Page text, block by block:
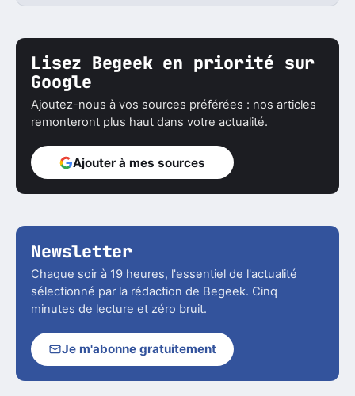
Lisez Begeek en priorité sur
Google
Ajoutez-nous à vos sources préférées : nos articles
remonteront plus haut dans votre actualité.
Ajouter à mes sources
Newsletter
Chaque soir à 19 heures, l'essentiel de l'actualité
sélectionné par la rédaction de Begeek. Cinq
minutes de lecture et zéro bruit.
Je m'abonne gratuitement